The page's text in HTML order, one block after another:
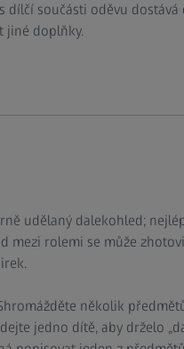
dílčí součásti oděvu
jiné doplňky.
udělaný dalekohled;
rolemi se může
několik
jedno dítě, aby drželo